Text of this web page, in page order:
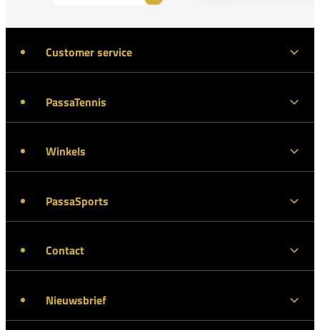
Customer service
PassaTennis
Winkels
PassaSports
Contact
Nieuwsbrief